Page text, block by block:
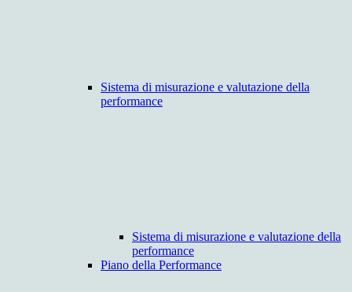
Sistema di misurazione e valutazione della
performance
Sistema di misurazione e valutazione della
performance
Piano della Performance